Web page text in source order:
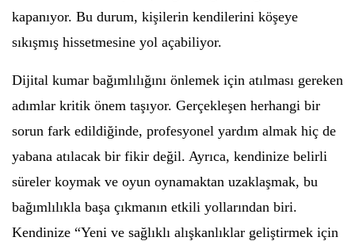
kapanıyor. Bu durum, kişilerin kendilerini köşeye
sıkışmış hissetmesine yol açabiliyor.
Dijital kumar bağımlılığını önlemek için atılması gereken
adımlar kritik önem taşıyor. Gerçekleşen herhangi bir
sorun fark edildiğinde, profesyonel yardım almak hiç de
yabana atılacak bir fikir değil. Ayrıca, kendinize belirli
süreler koymak ve oyun oynamaktan uzaklaşmak, bu
bağımlılıkla başa çıkmanın etkili yollarından biri.
Kendinize “Yeni ve sağlıklı alışkanlıklar geliştirmek için